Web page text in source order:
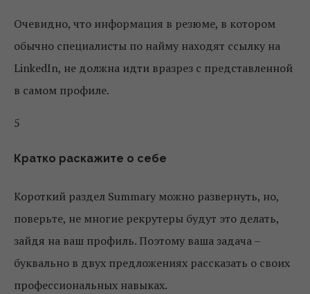
Очевидно, что информация в резюме, в котором
обычно специалисты по найму находят ссылку на
LinkedIn, не должна идти вразрез с представленной
в самом профиле.
5
Кратко раскажите о себе
Короткий раздел Summary можно развернуть, но,
поверьте, не многие рекрутеры будут это делать,
зайдя на ваш профиль. Поэтому ваша задача –
буквально в двух предложениях рассказать о своих
профессиональных навыках.